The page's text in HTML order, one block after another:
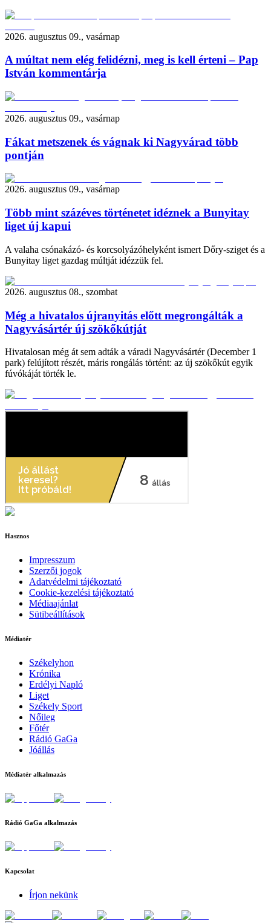
2026. augusztus 09., vasárnap
A múltat nem elég felidézni, meg is kell érteni – Pap
István kommentárja
2026. augusztus 09., vasárnap
Fákat metszenek és vágnak ki Nagyvárad több
pontján
2026. augusztus 09., vasárnap
Több mint százéves történetet idéznek a Bunyitay
liget új kapui
A valaha csónakázó- és korcsolyázóhelyként ismert Dőry-sziget és a
Bunyitay liget gazdag múltját idézzük fel.
2026. augusztus 08., szombat
Még a hivatalos újranyitás előtt megrongálták a
Nagyvásártér új szökőkútját
Hivatalosan még át sem adták a váradi Nagyvásártér (December 1
park) felújított részét, máris rongálás történt: az új szökőkút egyik
fúvókáját törték le.
Hasznos
Impresszum
Szerzői jogok
Adatvédelmi tájékoztató
Cookie-kezelési tájékoztató
Médiaajánlat
Sütibeállítások
Médiatér
Székelyhon
Krónika
Erdélyi Napló
Liget
Székely Sport
Nőileg
Főtér
Rádió GaGa
Jóállás
Médiatér alkalmazás
Rádió GaGa alkalmazás
Kapcsolat
Írjon nekünk